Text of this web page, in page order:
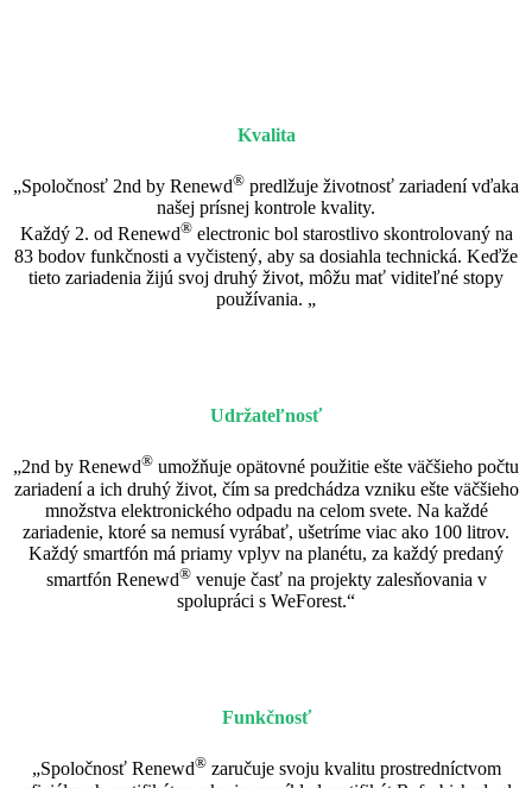
Kvalita
„Spoločnosť 2nd by Renewd® predlžuje životnosť zariadení vďaka
našej prísnej kontrole kvality.
Každý 2. od Renewd®electronic bol starostlivo skontrolovaný na
83 bodov funkčnosti a vyčistený, aby sa dosiahla technická. Keďže
tieto zariadenia žijú svoj druhý život, môžu mať viditeľné stopy
používania. „
Udržateľnosť
„2nd by Renewd® umožňuje opätovné použitie ešte väčšieho počtu
zariadení a ich druhý život, čím sa predchádza vzniku ešte väčšieho
množstva elektronického odpadu na celom svete. Na každé
zariadenie, ktoré sa nemusí vyrábať, ušetríme viac ako 100 litrov.
Každý smartfón má priamy vplyv na planétu, za každý predaný
smartfón Renewd®venuje časť na projekty zalesňovania v
spolupráci s WeForest.“
Funkčnosť
„Spoločnosť Renewd®zaručuje svoju kvalitu prostredníctvom